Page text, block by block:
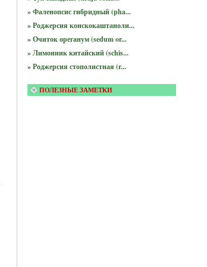
» Фаленопсис гибридный (pha...
» Роджерсия конскокаштаноли...
» Очиток ореганум (sedum or...
» Лимонник китайский (schis...
» Роджерсия стополистная (r...
ПОЛЕЗНЫЕ ЗАМЕТКИ